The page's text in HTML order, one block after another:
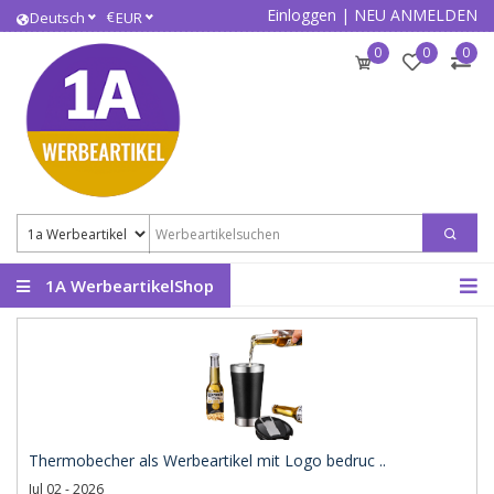
Deutsch €EUR Einloggen | NEU ANMELDEN
0 0 0
1A WerbeartikelShop
Thermobecher als Werbeartikel mit Logo bedruc ..
Jul 02 - 2026